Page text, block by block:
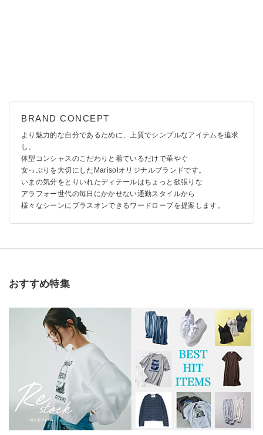
より魅力的な自分であるために、上質でシンプルなアイテムを追求
し、
体型コンシャスのこだわりと着ているだけで華やぐ
女っぷりを大切にしたMarisolオリジナルブランドです。
いまの気分をとりいれたディテールはちょっと欲張りな
アラフォー世代の毎日にかかせない通勤スタイルから
様々なシーンにプラスオンできるワードローブを提案します。
おすすめ特集